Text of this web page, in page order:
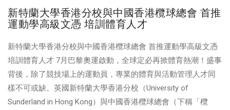
新特蘭大學香港分校與中國香港欖球總會 首推
運動學高級文憑 培訓體育人才
新特蘭大學香港分校與中國香港欖球總會 首推運動學高級文憑
培訓體育人才 7月巴黎奧運啟動，全球定必再掀體育熱潮！盛事
背後，除了競技場上的運動員，專業的體育與活動管理人才同
樣不可或缺。英國新特蘭大學香港分校（University of
Sunderland in Hong Kong）與中國香港欖球總會（下稱「欖